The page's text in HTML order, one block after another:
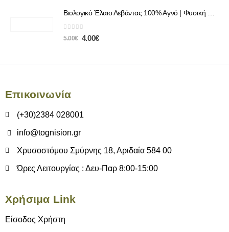
0 out of 5
5.00€ 4.00€
Επικοινωνία
(+30)2384 028001
info@tognision.gr
Χρυσοστόμου Σμύρνης 18, Αριδαία 584 00
Ώρες Λειτουργίας : Δευ-Παρ 8:00-15:00
Χρήσιμα Link
Είσοδος Χρήστη